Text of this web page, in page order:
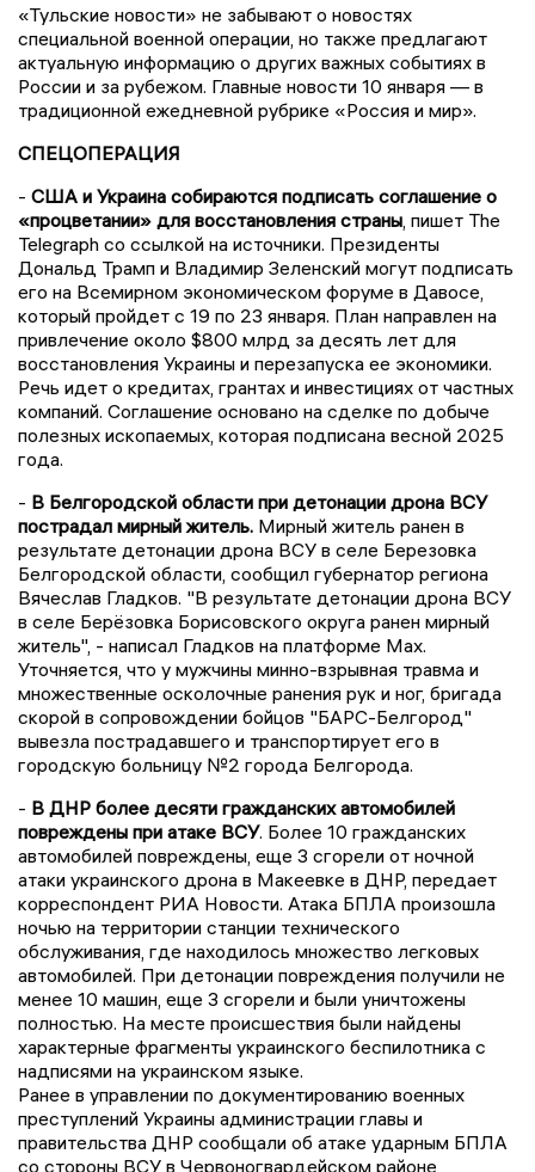
«Тульские новости» не забывают о новостях
специальной военной операции, но также предлагают
актуальную информацию о других важных событиях в
России и за рубежом. Главные новости 10 января — в
традиционной ежедневной рубрике «Россия и мир».
СПЕЦОПЕРАЦИЯ
- США и Украина собираются подписать соглашение о
«процветании» для восстановления страны , пишет The
Telegraph со ссылкой на источники. Президенты
Дональд Трамп и Владимир Зеленский могут подписать
его на Всемирном экономическом форуме в Давосе,
который пройдет с 19 по 23 января. План направлен на
привлечение около $800 млрд за десять лет для
восстановления Украины и перезапуска ее экономики.
Речь идет о кредитах, грантах и инвестициях от частных
компаний. Соглашение основано на сделке по добыче
полезных ископаемых, которая подписана весной 2025
года.
- В Белгородской области при детонации дрона ВСУ
пострадал мирный житель. Мирный житель ранен в
результате детонации дрона ВСУ в селе Березовка
Белгородской области, сообщил губернатор региона
Вячеслав Гладков. "В результате детонации дрона ВСУ
в селе Берёзовка Борисовского округа ранен мирный
житель", - написал Гладков на платформе Max.
Уточняется, что у мужчины минно-взрывная травма и
множественные осколочные ранения рук и ног, бригада
скорой в сопровождении бойцов "БАРС-Белгород"
вывезла пострадавшего и транспортирует его в
городскую больницу №2 города Белгорода.
- В ДНР более десяти гражданских автомобилей
повреждены при атаке ВСУ. Более 10 гражданских
автомобилей повреждены, еще 3 сгорели от ночной
атаки украинского дрона в Макеевке в ДНР, передает
корреспондент РИА Новости. Атака БПЛА произошла
ночью на территории станции технического
обслуживания, где находилось множество легковых
автомобилей. При детонации повреждения получили не
менее 10 машин, еще 3 сгорели и были уничтожены
полностью. На месте происшествия были найдены
характерные фрагменты украинского беспилотника с
надписями на украинском языке.
Ранее в управлении по документированию военных
преступлений Украины администрации главы и
правительства ДНР сообщали об атаке ударным БПЛА
со стороны ВСУ в Червоногвардейском районе